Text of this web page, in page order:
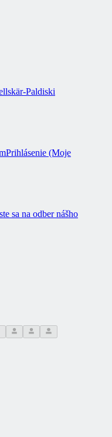
Paldiski
Prihlásenie (Moje
sa na odber nášho